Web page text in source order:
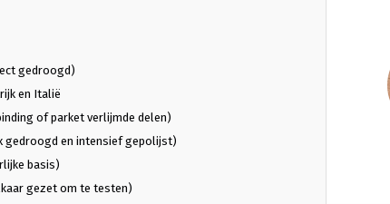
gedroogd)
en Italië
of parket verlijmde delen)
gedroogd en intensief gepolijst)
basis)
gezet om te testen)